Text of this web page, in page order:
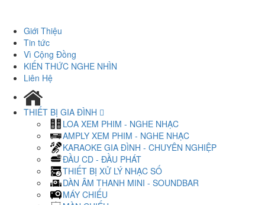
Giới Thiệu
Tin tức
Vì Cộng Đồng
KIẾN THỨC NGHE NHÌN
Liên Hệ
THIẾT BỊ GIA ĐÌNH
LOA XEM PHIM - NGHE NHẠC
AMPLY XEM PHIM - NGHE NHẠC
KARAOKE GIA ĐÌNH - CHUYÊN NGHIỆP
ĐẦU CD - ĐẦU PHÁT
THIẾT BỊ XỬ LÝ NHẠC SỐ
DÀN ÂM THANH MINI - SOUNDBAR
MÁY CHIẾU